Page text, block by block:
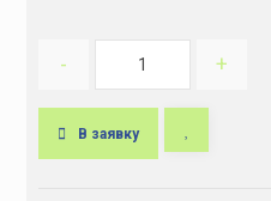
- +
В заявку